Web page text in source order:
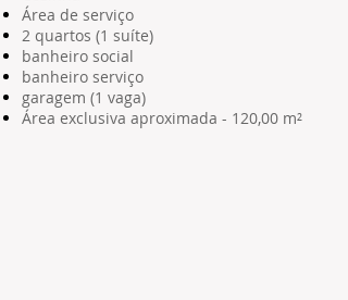
Área de serviço
2 quartos (1 suíte)
banheiro social
banheiro serviço
garagem (1 vaga)
Área exclusiva aproximada - 120,00 m²